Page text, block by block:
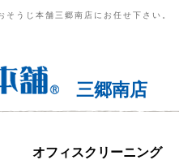
うじ本舗三郷南店にお任せ下さい。
三郷南店
オフィスクリーニング